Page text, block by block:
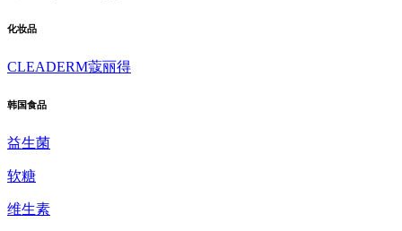
化妆品
CLEADERM蔻丽得
韩国食品
益生菌
软糖
维生素